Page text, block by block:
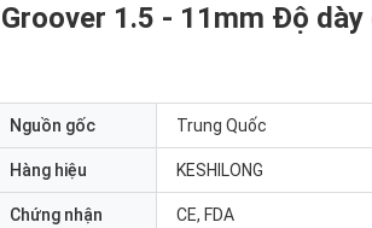
1.5 - 11mm Độ
Nguồn gốc Trung Quốc
Hàng hiệu KESHILONG
Chứng nhận CE, FDA